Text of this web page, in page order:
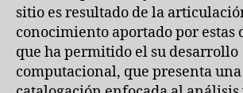
sitio es resultado de la
conocimiento aportado por estas
que ha permitido el su desarrollo
computacional, que presenta